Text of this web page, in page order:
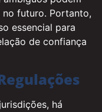
futuro. Portanto,
essencial para
de confiança
há